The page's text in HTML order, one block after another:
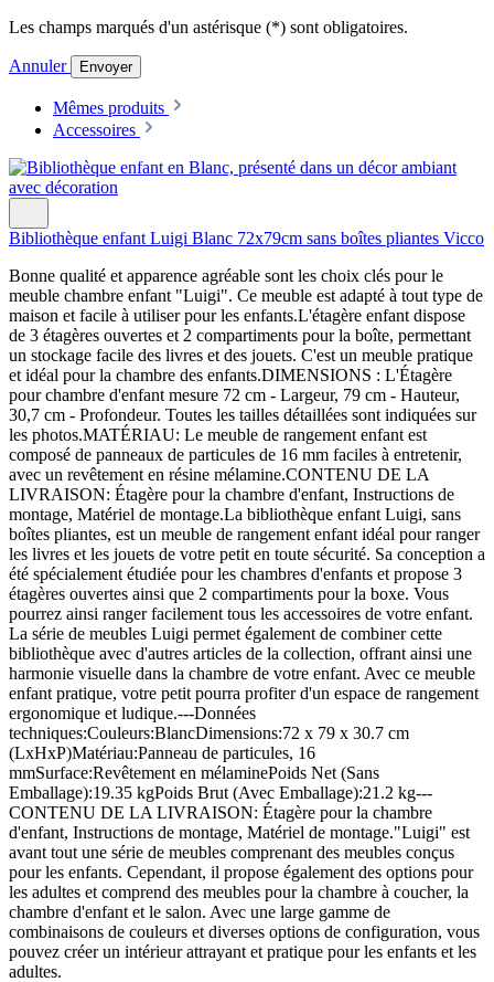
Les champs marqués d'un astérisque (*) sont obligatoires.
Annuler Envoyer
Mêmes produits
Accessoires
Bibliothèque enfant Luigi Blanc 72x79cm sans boîtes pliantes Vicco
Bonne qualité et apparence agréable sont les choix clés pour le
meuble chambre enfant "Luigi". Ce meuble est adapté à tout type de
maison et facile à utiliser pour les enfants.L'étagère enfant dispose
de 3 étagères ouvertes et 2 compartiments pour la boîte, permettant
un stockage facile des livres et des jouets. C'est un meuble pratique
et idéal pour la chambre des enfants.DIMENSIONS : L'Étagère
pour chambre d'enfant mesure 72 cm - Largeur, 79 cm - Hauteur,
30,7 cm - Profondeur. Toutes les tailles détaillées sont indiquées sur
les photos.MATÉRIAU: Le meuble de rangement enfant est
composé de panneaux de particules de 16 mm faciles à entretenir,
avec un revêtement en résine mélamine.CONTENU DE LA
LIVRAISON: Étagère pour la chambre d'enfant, Instructions de
montage, Matériel de montage.La bibliothèque enfant Luigi, sans
boîtes pliantes, est un meuble de rangement enfant idéal pour ranger
les livres et les jouets de votre petit en toute sécurité. Sa conception a
été spécialement étudiée pour les chambres d'enfants et propose 3
étagères ouvertes ainsi que 2 compartiments pour la boxe. Vous
pourrez ainsi ranger facilement tous les accessoires de votre enfant.
La série de meubles Luigi permet également de combiner cette
bibliothèque avec d'autres articles de la collection, offrant ainsi une
harmonie visuelle dans la chambre de votre enfant. Avec ce meuble
enfant pratique, votre petit pourra profiter d'un espace de rangement
ergonomique et ludique.---Données
techniques:Couleurs:BlancDimensions:72 x 79 x 30.7 cm
(LxHxP)Matériau:Panneau de particules, 16
mmSurface:Revêtement en mélaminePoids Net (Sans
Emballage):19.35 kgPoids Brut (Avec Emballage):21.2 kg---
CONTENU DE LA LIVRAISON: Étagère pour la chambre
d'enfant, Instructions de montage, Matériel de montage."Luigi" est
avant tout une série de meubles comprenant des meubles conçus
pour les enfants. Cependant, il propose également des options pour
les adultes et comprend des meubles pour la chambre à coucher, la
chambre d'enfant et le salon. Avec une large gamme de
combinaisons de couleurs et diverses options de configuration, vous
pouvez créer un intérieur attrayant et pratique pour les enfants et les
adultes.